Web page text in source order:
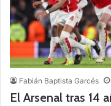
Fabián Baptista Garcés
El Arsenal tras 14